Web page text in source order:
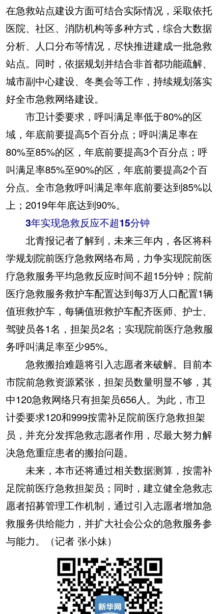
在急救站点建设方面可结合实际情况，采取依托
医院、社区、消防机构等多种方式，综合大数据
分析、人口分布等情况，尽快推进建成一批急救
站点。同时，依据规划并结合非首都功能疏解、
城市副中心建设、冬奥会等工作，持续规划落实
好全市急救网络建设。
市卫计委要求，呼叫满足率低于80%的区
域，年底前要提高5个百分点；呼叫满足率在
80%至85%的区，年底前要提高3个百分点；呼
叫满足率85%至90%的区，年底前要提高2个百
分点。全市急救呼叫满足率年底前要达到85%以
上；2019年年底达到90%。
3年实现急救反应不超15分钟
北青报记者了解到，未来三年内，各区将科
学规划院前医疗急救网络布局，力争实现院前医
疗急救服务平均急救反应时间不超15分钟；院前
医疗急救服务救护车配置达到每3万人口配置1辆
值班救护车，每辆值班救护车配齐医师、护士、
驾驶员各1名，担架员2名；实现院前医疗急救服
务呼叫满足率至少95%。
急救搬抬难题将引入志愿者来破解。目前本
市院前急救资源紧张，担架员数量明显不够，其
中120急救网络只有担架员656人。为此，市卫
计委要求120和999按需补足院前医疗急救担架
员，并充分发挥急救志愿者作用，尽最大努力解
决急危重症患者的搬抬问题。
未来，本市还将通过相关数据测算，按需补
足院前医疗急救担架员；同时，建立健全急救志
愿者招募管理工作机制，通过引入志愿者增加急
救服务供给能力，并扩大社会公众的急救服务参
与能力。（记者 张小妹）